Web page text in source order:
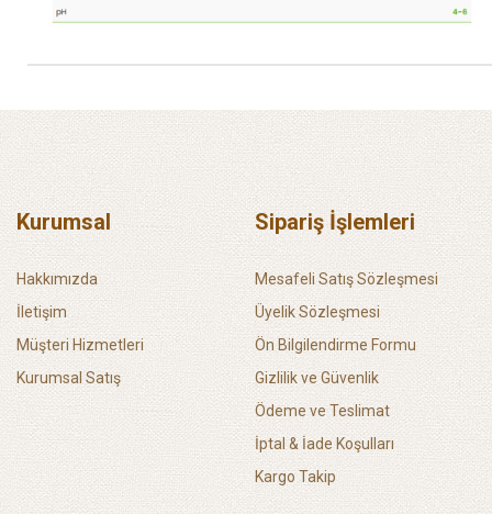
Kurumsal
Hakkımızda
İletişim
Müşteri Hizmetleri
Kurumsal Satış
Sipariş İşlemleri
Mesafeli Satış Sözleşmesi
Üyelik Sözleşmesi
Ön Bilgilendirme Formu
Gizlilik ve Güvenlik
Ödeme ve Teslimat
İptal & İade Koşulları
Kargo Takip